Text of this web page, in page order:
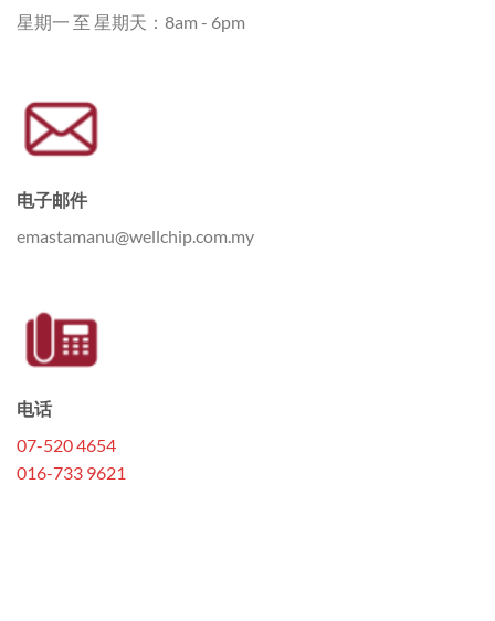
星期一 至 星期天：8am - 6pm
电子邮件
emastamanu@wellchip.com.my
电话
07-520 4654
016-733 9621